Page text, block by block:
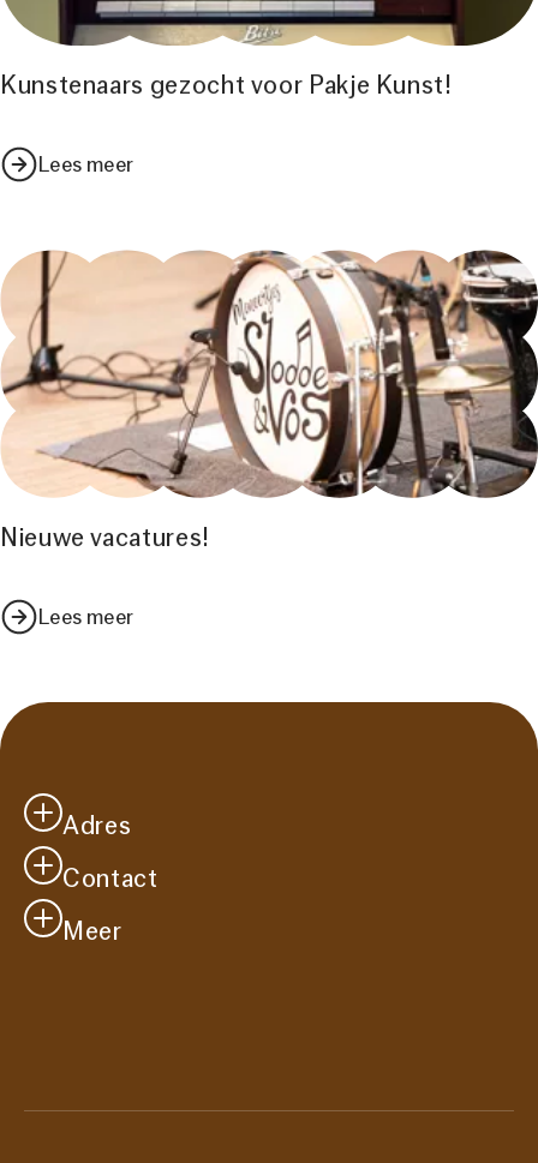
Kunstenaars gezocht voor Pakje Kunst!
Lees meer
Nieuwe vacatures!
Lees meer
Adres
Casa Cadanza
Westersingel 41
2651 CM
Contact
info@casacadanza.nl
Meer